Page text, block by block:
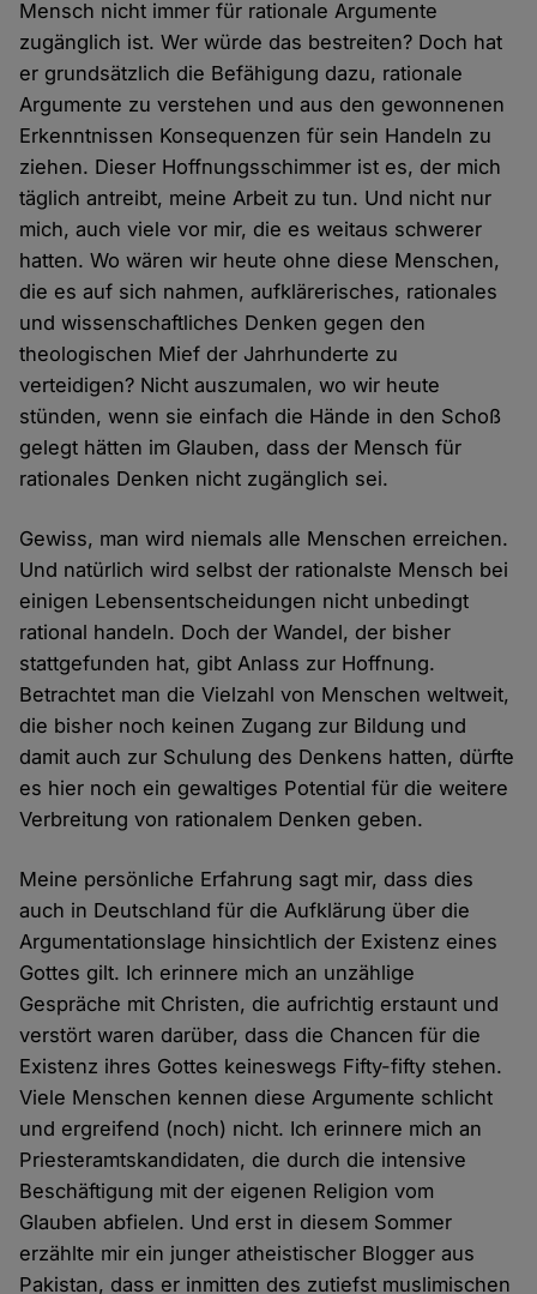
Mensch nicht immer für rationale Argumente
zugänglich ist. Wer würde das bestreiten? Doch hat
er grundsätzlich die Befähigung dazu, rationale
Argumente zu verstehen und aus den gewonnenen
Erkenntnissen Konsequenzen für sein Handeln zu
ziehen. Dieser Hoffnungsschimmer ist es, der mich
täglich antreibt, meine Arbeit zu tun. Und nicht nur
mich, auch viele vor mir, die es weitaus schwerer
hatten. Wo wären wir heute ohne diese Menschen,
die es auf sich nahmen, aufklärerisches, rationales
und wissenschaftliches Denken gegen den
theologischen Mief der Jahrhunderte zu
verteidigen? Nicht auszumalen, wo wir heute
stünden, wenn sie einfach die Hände in den Schoß
gelegt hätten im Glauben, dass der Mensch für
rationales Denken nicht zugänglich sei.
Gewiss, man wird niemals alle Menschen erreichen.
Und natürlich wird selbst der rationalste Mensch bei
einigen Lebensentscheidungen nicht unbedingt
rational handeln. Doch der Wandel, der bisher
stattgefunden hat, gibt Anlass zur Hoffnung.
Betrachtet man die Vielzahl von Menschen weltweit,
die bisher noch keinen Zugang zur Bildung und
damit auch zur Schulung des Denkens hatten, dürfte
es hier noch ein gewaltiges Potential für die weitere
Verbreitung von rationalem Denken geben.
Meine persönliche Erfahrung sagt mir, dass dies
auch in Deutschland für die Aufklärung über die
Argumentationslage hinsichtlich der Existenz eines
Gottes gilt. Ich erinnere mich an unzählige
Gespräche mit Christen, die aufrichtig erstaunt und
verstört waren darüber, dass die Chancen für die
Existenz ihres Gottes keineswegs Fifty-fifty stehen.
Viele Menschen kennen diese Argumente schlicht
und ergreifend (noch) nicht. Ich erinnere mich an
Priesteramtskandidaten, die durch die intensive
Beschäftigung mit der eigenen Religion vom
Glauben abfielen. Und erst in diesem Sommer
erzählte mir ein junger atheistischer Blogger aus
Pakistan, dass er inmitten des zutiefst muslimischen